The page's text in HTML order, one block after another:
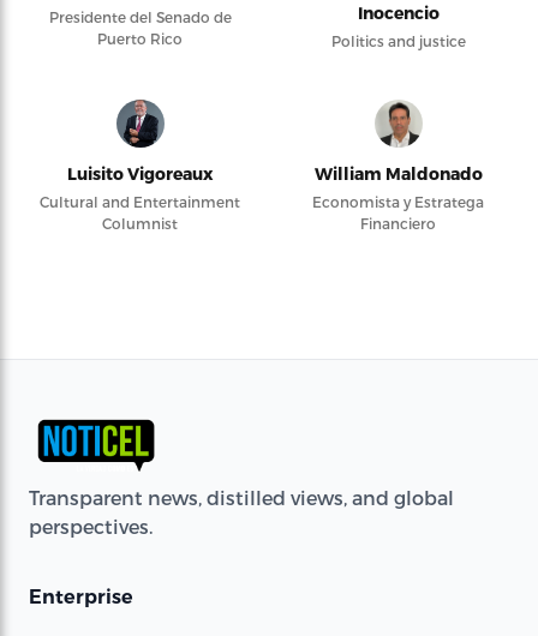
Presidente del Senado de
Puerto Rico
Inocencio
Politics and justice
Luisito Vigoreaux
Cultural and Entertainment
Columnist
William Maldonado
Economista y Estratega
Financiero
Transparent news, distilled views, and global
perspectives.
Enterprise